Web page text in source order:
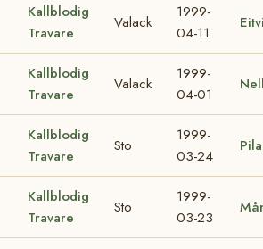
Kallblodig
Travare
Valack
1999-
04-11
Kallblodig
Travare
Valack
1999-
04-01
Kallblodig
Travare
Sto
1999-
03-24
Kallblodig
Travare
Sto
1999-
03-23